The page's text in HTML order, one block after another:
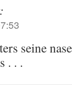
seine
. . .